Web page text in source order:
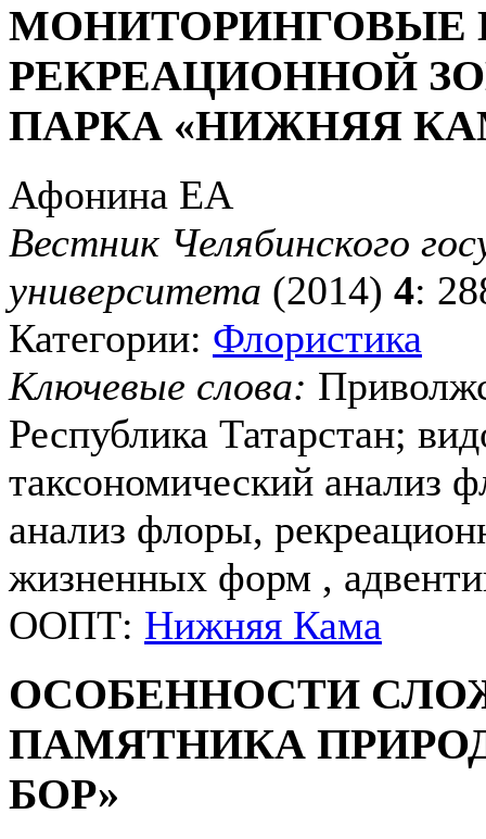
МОНИТОРИНГОВЫЕ
РЕКРЕАЦИОННОЙ
ПАРКА «НИЖНЯЯ
Афонина ЕА
Вестник Челябинского
университета (2014) 4:
Категории: Флористика
Ключевые слова:
Республика Татарстан;
таксономический анализ
анализ флоры,
жизненных форм ,
ООПТ: Нижняя Кама
ОСОБЕННОСТИ
ПАМЯТНИКА
БОР»